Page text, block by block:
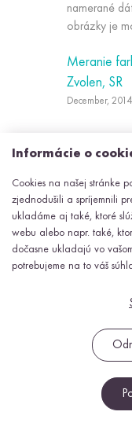
namerané
obrázky je
Meranie
Zvolen, SR
December, 2014
Riešenie
kompletný
systéme.
3D scanner
Systém
pomocou
Informácie o
Cookies na našej stránke
zjednodušili a spríjemnili
ukladáme aj také, ktoré
webu alebo napr. také,
dočasne ukladajú vo
potrebujeme na to váš